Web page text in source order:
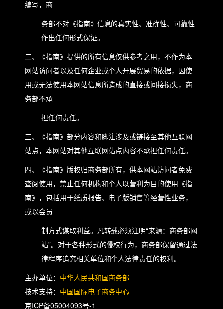
编写，商
务部不对《指南》信息的真实性、准确性、可靠性
作出任何形式保证。
二、《指南》提供的所有信息仅供参考之用，不作为本
网站访问者以及任何企业或个人开展贸易的依据，因使
用或无法使用本网站信息所造成的直接或间接损失，商
务部不承
担任何责任。
三、《指南》部分内容和脚注涉及或链接至其他互联网
站点，本网站对其他互联网站点内容不承担任何责任。
四、《指南》版权归商务部所有，供本网站访问者免费
查阅使用，禁止任何机构和个人以营利为目的使用《指
南》，包括用于纸质报告、电子版销售等经营性业务，
或以会员
制方式谋取利益。凡转载必须注明“来源：商务部网
站”。对于各种形式的侵权行为，商务部保留通过法
律程序追究相关单位和个人法律责任的权利。
主办单位： 中华人民共和国商务部
技术支持： 中国国际电子商务中心
京ICP备05004093号-1